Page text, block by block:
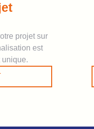
projet sur
est
unique.